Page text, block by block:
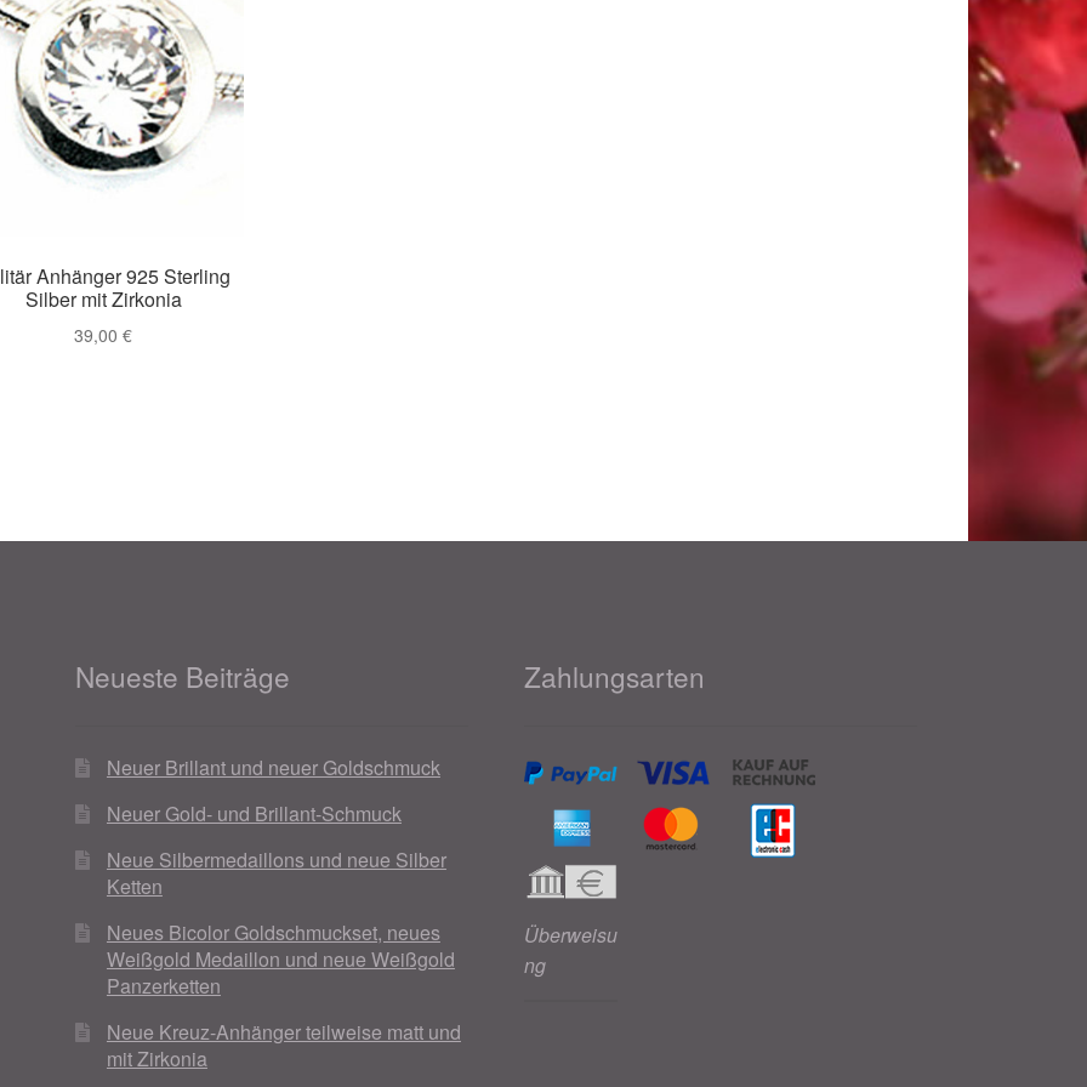
Anhänger 925 Sterling
Silber mit Zirkonia
39,00€
Neueste Beiträge
Neuer Brillant und neuer Goldschmuck
Neuer Gold- und Brillant-Schmuck
Neue Silbermedaillons und neue Silber
Ketten
Neues Bicolor Goldschmuckset, neues
Weißgold Medaillon und neue Weißgold
Panzerketten
Neue Kreuz-Anhänger teilweise matt und
mit Zirkonia
Zahlungsarten
Überweisu
ng